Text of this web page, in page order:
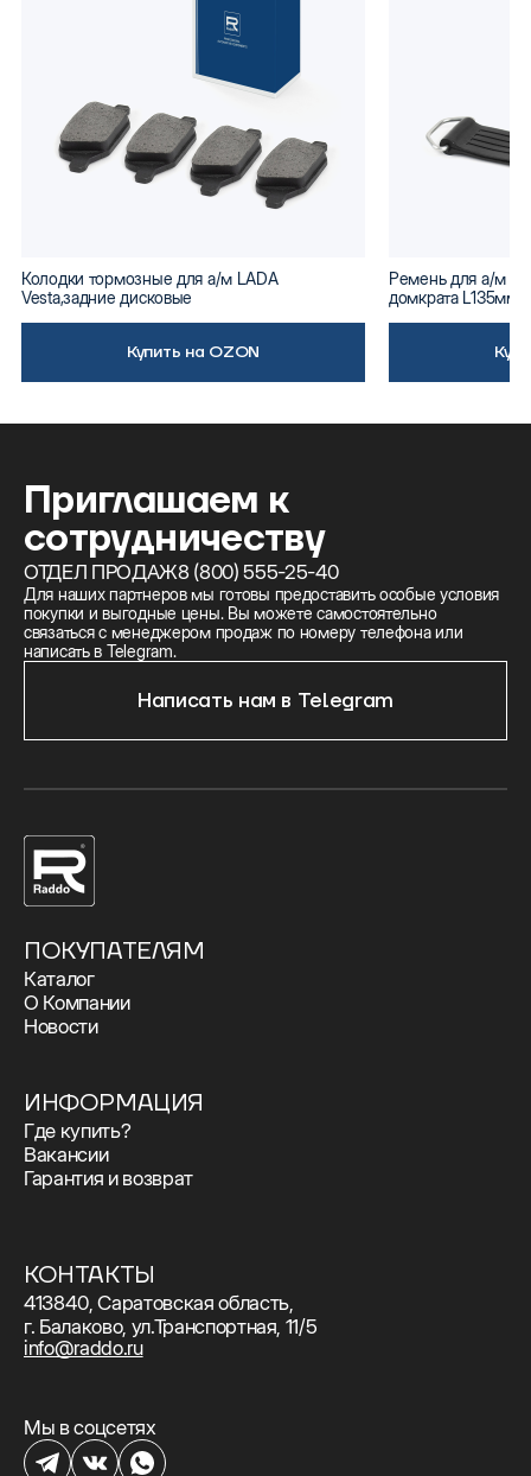
Колодки тормозные для а/м LADA
Vesta,задние дисковые
Купить на OZON
Ремень для а/м
домкрата L135мм
Приглашаем к
сотрудничеству
ОТДЕЛ ПРОДАЖ8 (800) 555-25-40
Для наших партнеров мы готовы предоставить особые условия
покупки и выгодные цены. Вы можете самостоятельно
связаться с менеджером продаж по номеру телефона или
написать в Telegram.
Написать нам в Telegram
Мы в соцсетях
ПОКУПАТЕЛЯМ
Каталог
О Компании
Новости
ИНФОРМАЦИЯ
Где купить?
Вакансии
Гарантия и возврат
КОНТАКТЫ
413840, Саратовская область,
г. Балаково, ул.Транспортная, 11/5
info@raddo.ru